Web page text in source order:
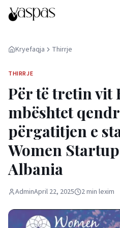
Kryefaqja Thirrje
THIRRJE
Për të tretin vit
mbështet
përgatitjen e
Women
Albania
AdminApril 22, 2025 2min lexim